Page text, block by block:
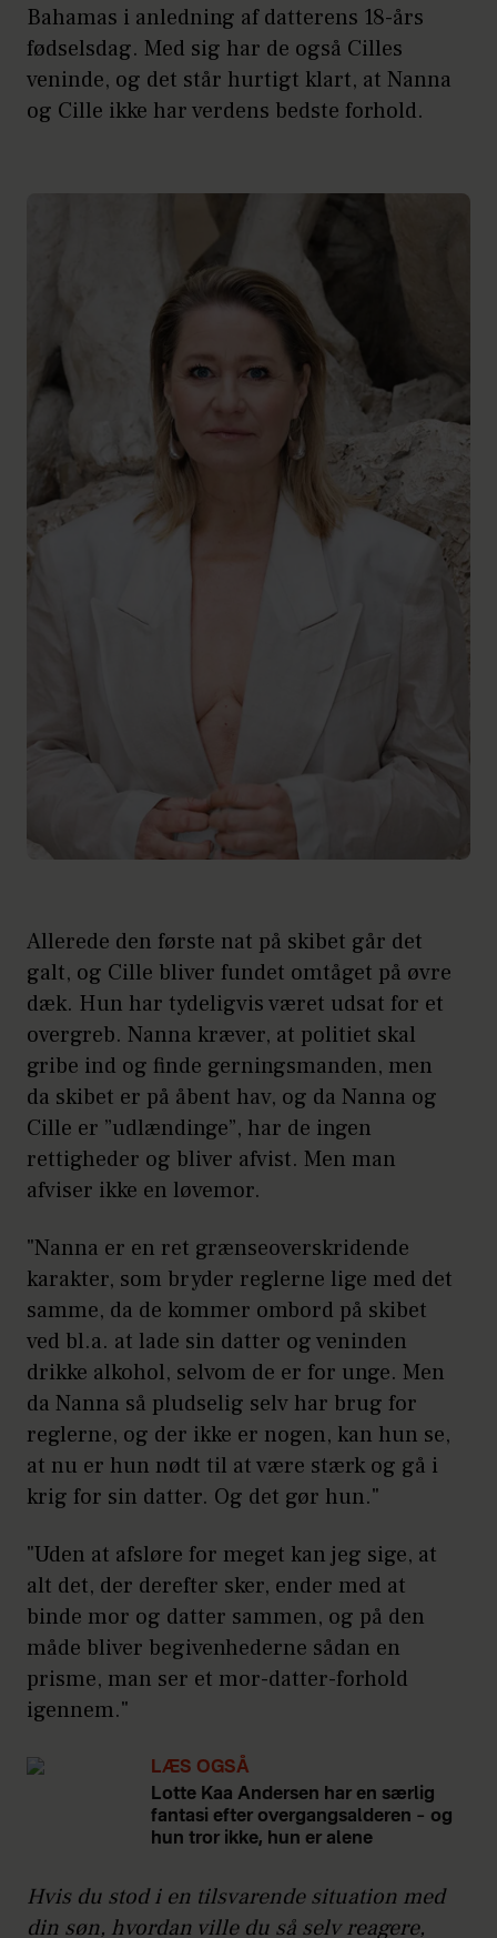
Bahamas i anledning af datterens 18-års
fødselsdag. Med sig har de også Cilles
veninde, og det står hurtigt klart, at Nanna
og Cille ikke har verdens bedste forhold.
Allerede den første nat på skibet går det
galt, og Cille bliver fundet omtåget på øvre
dæk. Hun har tydeligvis været udsat for et
overgreb. Nanna kræver, at politiet skal
gribe ind og finde gerningsmanden, men
da skibet er på åbent hav, og da Nanna og
Cille er ”udlændinge”, har de ingen
rettigheder og bliver afvist. Men man
afviser ikke en løvemor.
"Nanna er en ret grænseoverskridende
karakter, som bryder reglerne lige med det
samme, da de kommer ombord på skibet
ved bl.a. at lade sin datter og veninden
drikke alkohol, selvom de er for unge. Men
da Nanna så pludselig selv har brug for
reglerne, og der ikke er nogen, kan hun se,
at nu er hun nødt til at være stærk og gå i
krig for sin datter. Og det gør hun."
"Uden at afsløre for meget kan jeg sige, at
alt det, der derefter sker, ender med at
binde mor og datter sammen, og på den
måde bliver begivenhederne sådan en
prisme, man ser et mor-datter-forhold
igennem."
LÆS OGSÅ
Lotte Kaa Andersen har en særlig
fantasi efter overgangsalderen – og
hun tror ikke, hun er alene
Hvis du stod i en tilsvarende situation med
din søn, hvordan ville du så selv reagere,